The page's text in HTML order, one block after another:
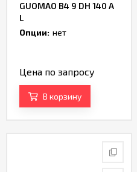
GUOMAO B4 9 DH 140 A
L
Опции: нет
Цена по запросу
В корзину